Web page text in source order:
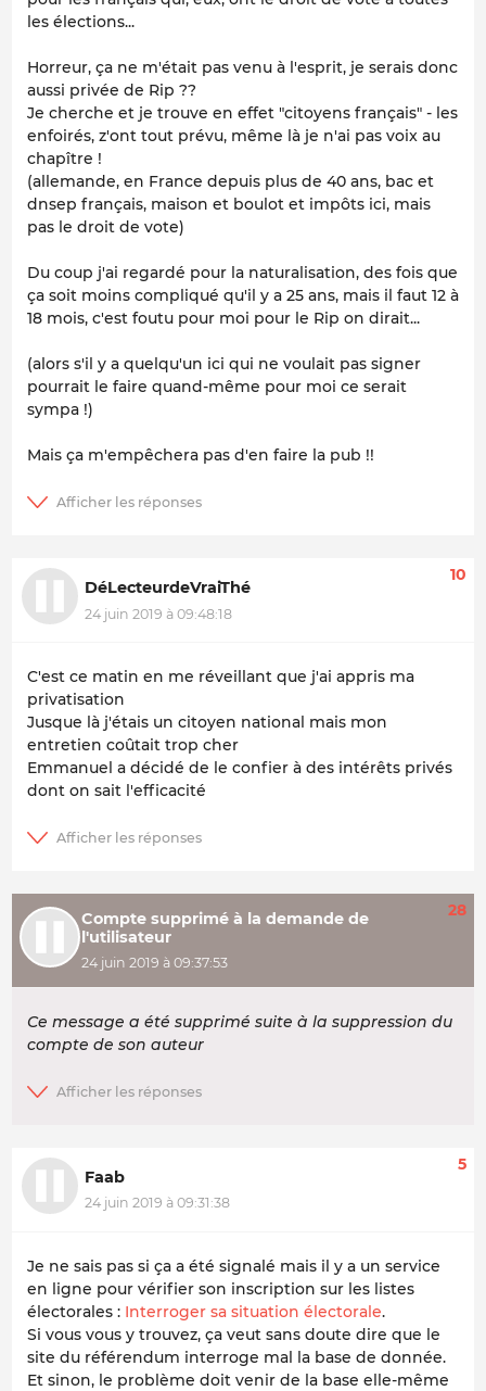
les élections...
Horreur, ça ne m'était pas venu à l'esprit, je serais donc
aussi privée de Rip ??
Je cherche et je trouve en effet "citoyens français" - les
enfoirés, z'ont tout prévu, même là je n'ai pas voix au
chapître !
(allemande, en France depuis plus de 40 ans, bac et
dnsep français, maison et boulot et impôts ici, mais
pas le droit de vote)
Du coup j'ai regardé pour la naturalisation, des fois que
ça soit moins compliqué qu'il y a 25 ans, mais il faut 12 à
18 mois, c'est foutu pour moi pour le Rip on dirait...
(alors s'il y a quelqu'un ici qui ne voulait pas signer
pourrait le faire quand-même pour moi ce serait
sympa !)
Mais ça m'empêchera pas d'en faire la pub !!
DéLecteurdeVraiThé
24 juin 2019 à 09:48:18
10
C'est ce matin en me réveillant que j'ai appris ma
privatisation
Jusque là j'étais un citoyen national mais mon
entretien coûtait trop cher
Emmanuel a décidé de le confier à des intérêts privés
dont on sait l'efficacité
Compte supprimé à la demande de
l'utilisateur
24 juin 2019 à 09:37:53
28
Ce message a été supprimé suite à la suppression du
compte de son auteur
Faab
24 juin 2019 à 09:31:38
5
Je ne sais pas si ça a été signalé mais il y a un service
en ligne pour vérifier son inscription sur les listes
électorales : Interroger sa situation électorale.
Si vous vous y trouvez, ça veut sans doute dire que le
site du référendum interroge mal la base de donnée.
Et sinon, le problème doit venir de la base elle-même